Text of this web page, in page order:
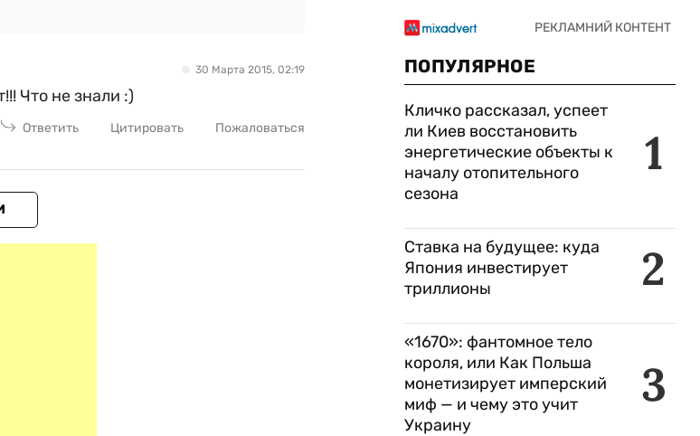
30 Марта 2015, 02:19
Что не знали :)
Ответить Цитировать Пожаловаться
ПОПУЛЯРНОЕ
1
Кличко рассказал, успеет
ли Киев восстановить
энергетические объекты к
началу отопительного
сезона
2
Ставка на будущее: куда
Япония инвестирует
триллионы
3
«1670»: фантомное тело
короля, или Как Польша
монетизирует имперский
миф — и чему это учит
Украину